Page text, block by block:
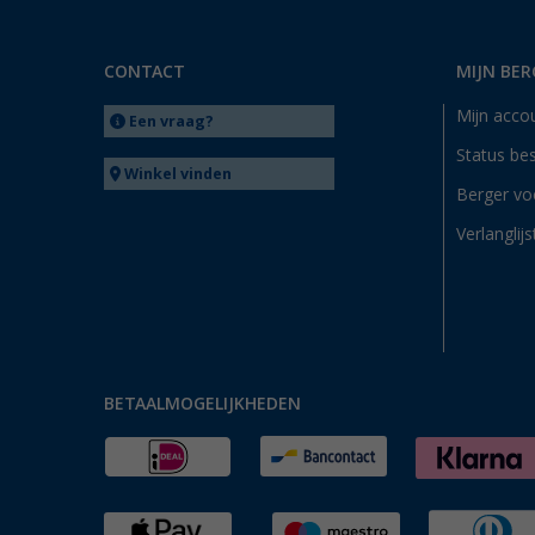
CONTACT
Een vraag?
Winkel vinden
MIJN
Mijn
Status
Berger
BETAALMOGELIJKHEDEN